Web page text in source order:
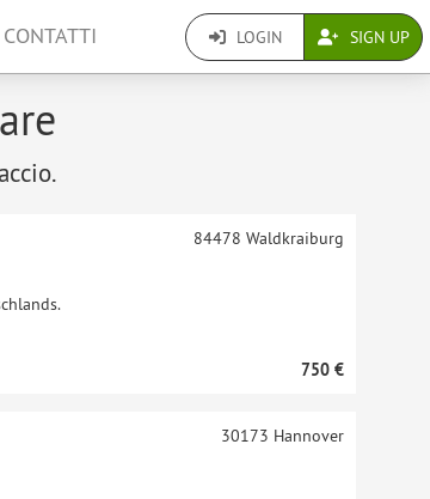
CONTATTI LOGIN SIGN UP
84478 Waldkraiburg
750 €
30173 Hannover